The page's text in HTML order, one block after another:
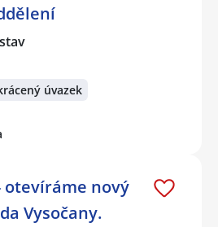
úvazek
otevíráme nový
Vysočany.